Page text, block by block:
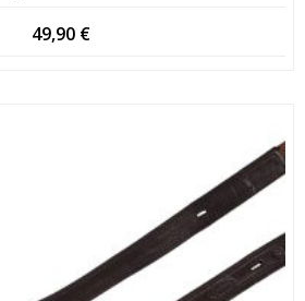
49,90 €